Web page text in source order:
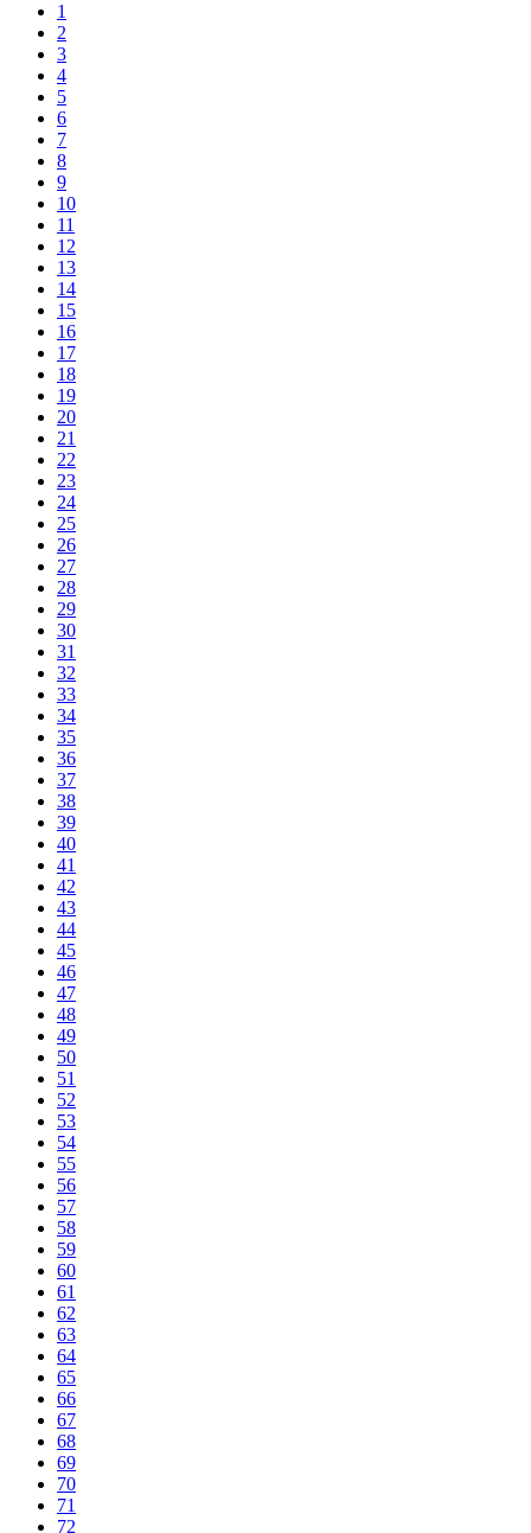
1
2
3
4
5
6
7
8
9
10
11
12
13
14
15
16
17
18
19
20
21
22
23
24
25
26
27
28
29
30
31
32
33
34
35
36
37
38
39
40
41
42
43
44
45
46
47
48
49
50
51
52
53
54
55
56
57
58
59
60
61
62
63
64
65
66
67
68
69
70
71
72